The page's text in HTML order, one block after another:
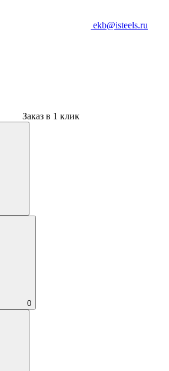
ekb@isteels.ru
Заказ в 1 клик
0